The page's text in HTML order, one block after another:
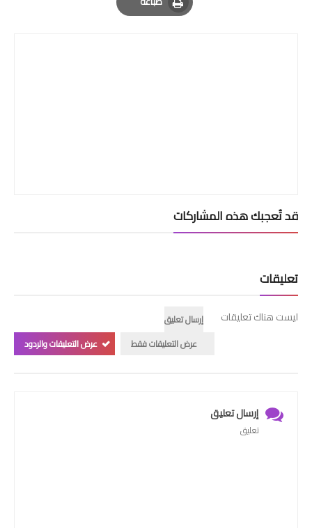
Print
قد تُعجبك هذه المشاركات
تعليقات
ليست هناك تعليقات
إرسال تعليق
عرض التعليقات فقط
عرض التعليقات والردود
إرسال تعليق
تعليق